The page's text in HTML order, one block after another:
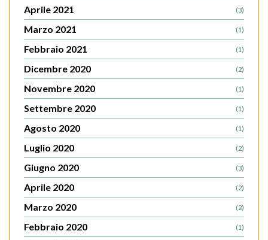
Aprile 2021 (3)
Marzo 2021 (1)
Febbraio 2021 (1)
Dicembre 2020 (2)
Novembre 2020 (1)
Settembre 2020 (1)
Agosto 2020 (1)
Luglio 2020 (2)
Giugno 2020 (3)
Aprile 2020 (2)
Marzo 2020 (2)
Febbraio 2020 (1)